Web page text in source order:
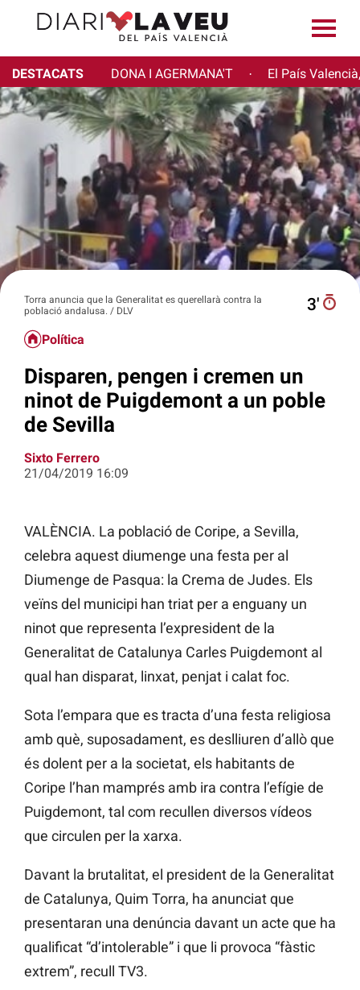
DESTACATS DONA I AGERMANA'T · El País
Torra anuncia que la Generalitat es querellarà contra la
població andalusa. / DLV
3′
Política
Disparen, pengen i cremen un
ninot de Puigdemont a un poble
de Sevilla
Sixto Ferrero
21/04/2019 16:09
VALÈNCIA. La població de Coripe, a Sevilla,
celebra aquest diumenge una festa per al
Diumenge de Pasqua: la Crema de Judes. Els
veïns del municipi han triat per a enguany un
ninot que representa l’expresident de la
Generalitat de Catalunya Carles Puigdemont al
qual han disparat, linxat, penjat i calat foc.
Sota l’empara que es tracta d’una festa religiosa
amb què, suposadament, es deslliuren d’allò que
és dolent per a la societat, els habitants de
Coripe l’han mamprés amb ira contra l’efígie de
Puigdemont, tal com recullen diversos vídeos
que circulen per la xarxa.
Davant la brutalitat, el president de la Generalitat
de Catalunya, Quim Torra, ha anunciat que
presentaran una denúncia davant un acte que ha
qualificat “d’intolerable” i que li provoca “fàstic
extrem”, recull TV3.